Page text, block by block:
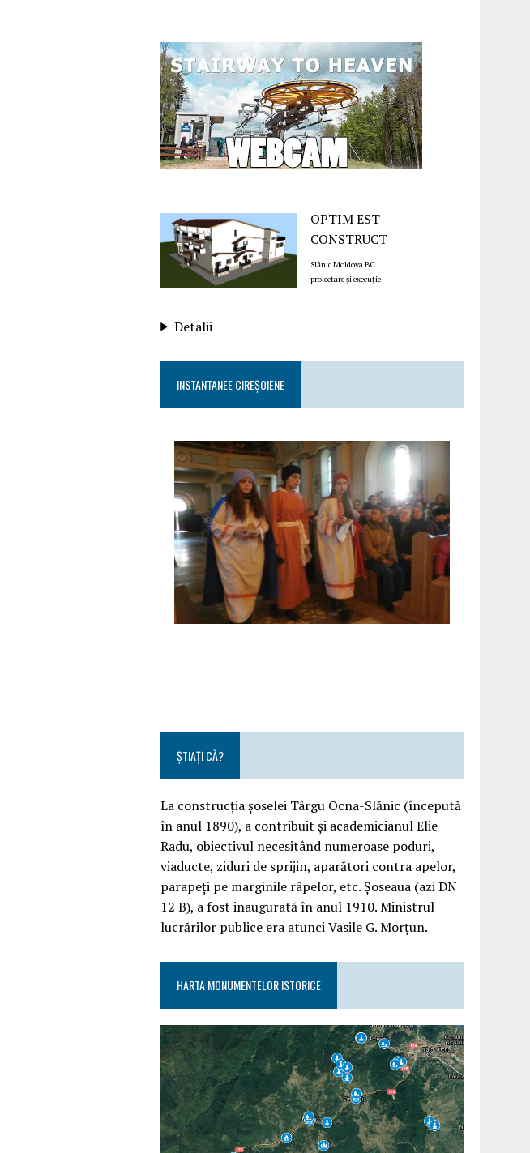
OPTIM EST
CONSTRUCT
Slănic Moldova BC
proiectare și execuție
Detalii
INSTANTANEE CIREȘOIENE
ȘTIAȚI CĂ?
La construcția șoselei Târgu Ocna-Slănic (începută
în anul 1890), a contribuit și academicianul Elie
Radu, obiectivul necesitând numeroase poduri,
viaducte, ziduri de sprijin, aparători contra apelor,
parapeți pe marginile râpelor, etc. Șoseaua (azi DN
12 B), a fost inaugurată în anul 1910. Ministrul
lucrărilor publice era atunci Vasile G. Morțun.
HARTA MONUMENTELOR ISTORICE